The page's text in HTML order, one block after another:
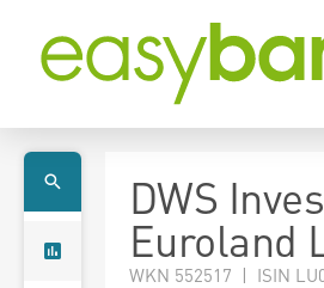
DWS
Euroland
WKN 552517 | ISIN